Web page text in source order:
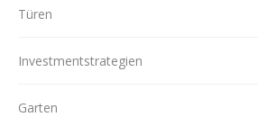
Türen
Investmentstrategien
Garten